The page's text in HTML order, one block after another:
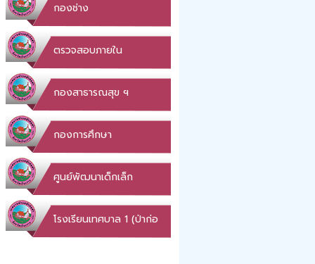
กองช่าง
ตรวจสอบภายใน
กองสาธารณสุข ฯ
กองการศึกษา
ศูนย์พัฒนาเด็กเล็ก
โรงเรียนเทศบาล 1 (ป่าก่อ